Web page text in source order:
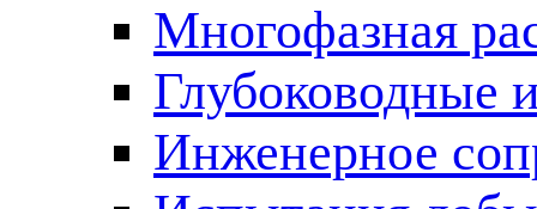
Многофазная
Глубоководные
Инженерное